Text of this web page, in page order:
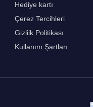
Hediye kartı
Çerez Tercihleri
Gizliik Politikası
Kullanım Şartları